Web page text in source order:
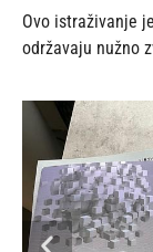
Ovo istraživanje
održavaju nužno